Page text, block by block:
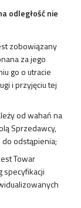
odległość nie
zobowiązany
za jego
go o utracie
i przyjęciu tej
od wahań na
Sprzedawcy,
odstąpienia;
Towar
specyfikacji